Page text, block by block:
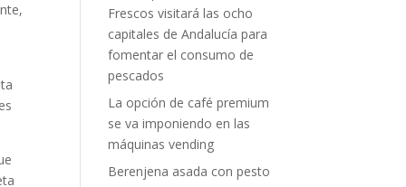
Frescos visitará las ocho
capitales de Andalucía para
fomentar el consumo de
pescados
La opción de café premium
se va imponiendo en las
máquinas vending
Berenjena asada con pesto